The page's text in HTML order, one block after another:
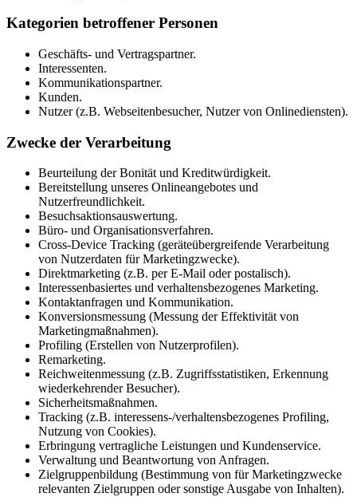
Kategorien betroffener Personen
Geschäfts- und Vertragspartner.
Interessenten.
Kommunikationspartner.
Kunden.
Nutzer (z.B. Webseitenbesucher, Nutzer von Onlinediensten).
Zwecke der Verarbeitung
Beurteilung der Bonität und Kreditwürdigkeit.
Bereitstellung unseres Onlineangebotes und
Nutzerfreundlichkeit.
Besuchsaktionsauswertung.
Büro- und Organisationsverfahren.
Cross-Device Tracking (geräteübergreifende Verarbeitung
von Nutzerdaten für Marketingzwecke).
Direktmarketing (z.B. per E-Mail oder postalisch).
Interessenbasiertes und verhaltensbezogenes Marketing.
Kontaktanfragen und Kommunikation.
Konversionsmessung (Messung der Effektivität von
Marketingmaßnahmen).
Profiling (Erstellen von Nutzerprofilen).
Remarketing.
Reichweitenmessung (z.B. Zugriffsstatistiken, Erkennung
wiederkehrender Besucher).
Sicherheitsmaßnahmen.
Tracking (z.B. interessens-/verhaltensbezogenes Profiling,
Nutzung von Cookies).
Erbringung vertragliche Leistungen und Kundenservice.
Verwaltung und Beantwortung von Anfragen.
Zielgruppenbildung (Bestimmung von für Marketingzwecke
relevanten Zielgruppen oder sonstige Ausgabe von Inhalten).